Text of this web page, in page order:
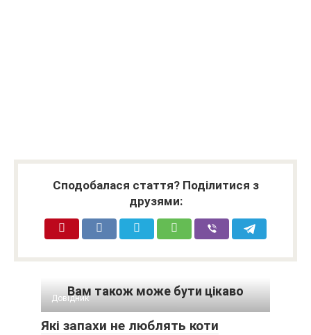
Сподобалася стаття? Поділитися з
друзями:
Вам також може бути цікаво
Довідник
Які запахи не люблять коти